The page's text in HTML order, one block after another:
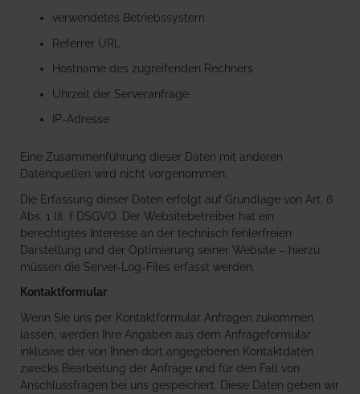
verwendetes Betriebssystem
Referrer URL
Hostname des zugreifenden Rechners
Uhrzeit der Serveranfrage
IP-Adresse
Eine Zusammenführung dieser Daten mit anderen
Datenquellen wird nicht vorgenommen.
Die Erfassung dieser Daten erfolgt auf Grundlage von Art. 6
Abs. 1 lit. f DSGVO. Der Websitebetreiber hat ein
berechtigtes Interesse an der technisch fehlerfreien
Darstellung und der Optimierung seiner Website – hierzu
müssen die Server-Log-Files erfasst werden.
Kontaktformular
Wenn Sie uns per Kontaktformular Anfragen zukommen
lassen, werden Ihre Angaben aus dem Anfrageformular
inklusive der von Ihnen dort angegebenen Kontaktdaten
zwecks Bearbeitung der Anfrage und für den Fall von
Anschlussfragen bei uns gespeichert. Diese Daten geben wir